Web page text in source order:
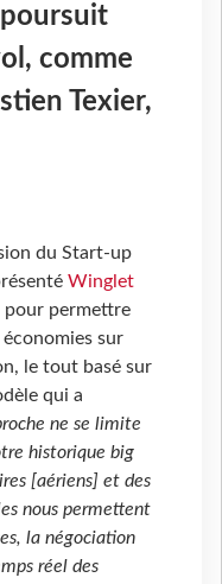
comme
Texier,
du Start-up
Winglet
pour permettre
sur
le tout basé sur
qui a
ne se limite
historique big
[aériens] et des
nous permettent
la négociation
réel des